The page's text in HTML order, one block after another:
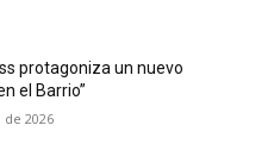
protagoniza un nuevo
el Barrio”
de 2026